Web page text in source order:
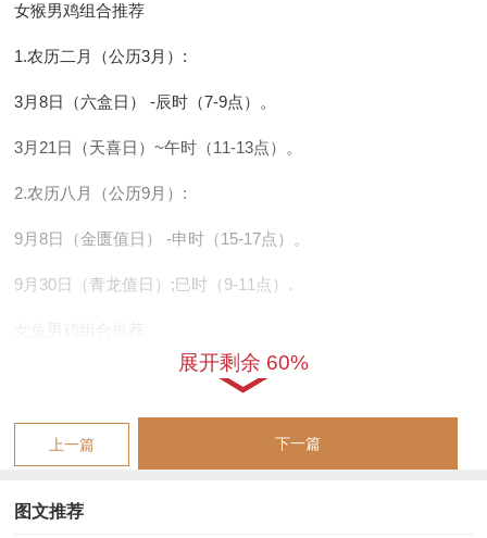
女猴男鸡组合推荐
1.农历二月 （公历3月）:
3月8日（六盒日） -辰时（7-9点）。
3月21日（天喜日）~午时（11-13点）。
2.农历八月 （公历9月）:
9月8日（金匮值日） -申时（15-17点）。
9月30日（青龙值日）;巳时（9-11点）.
（公历1月-2月）:
2月7日（玉堂值日） 卯时（5-7点）.
2.农历七月（公历8月）:
8月21日（司命值日）- 午时（11-13点）...
展开剩余 60%
上一篇 下一篇
图文推荐